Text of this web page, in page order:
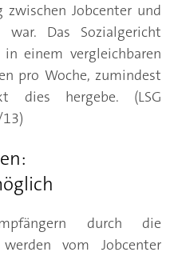
zwischen Jobcenter und
Das Sozialgericht
einem vergleichbaren
pro Woche, zumindest
dies hergebe. (LSG
durch die
vom Jobcenter